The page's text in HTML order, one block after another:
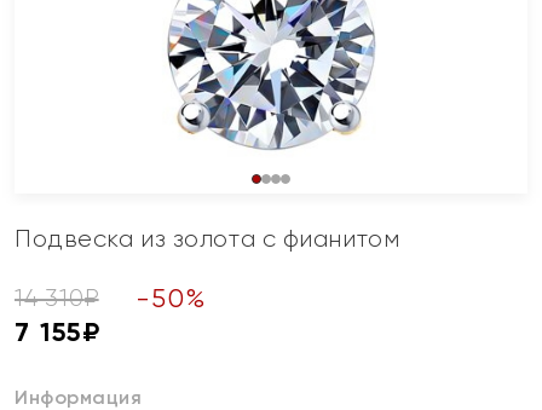
Подвеска из золота с фианитом
14 310₽ -50%
7 155₽
Информация